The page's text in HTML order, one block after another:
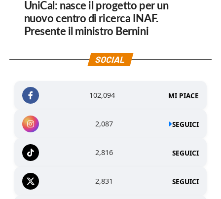
UniCal: nasce il progetto per un
nuovo centro di ricerca INAF.
Presente il ministro Bernini
SOCIAL
102,094 MI PIACE
2,087 SEGUICI
2,816 SEGUICI
2,831 SEGUICI